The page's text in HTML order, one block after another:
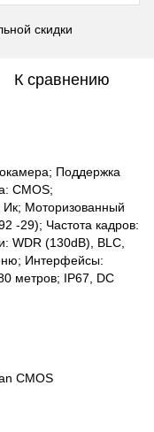
скидки
К сравнению
Поддержка
CMOS;
Ик; Моторизованный
-29); Частота кадров:
WDR (130dB), BLC,
Интерфейсы:
метров; IP67, DC
CMOS